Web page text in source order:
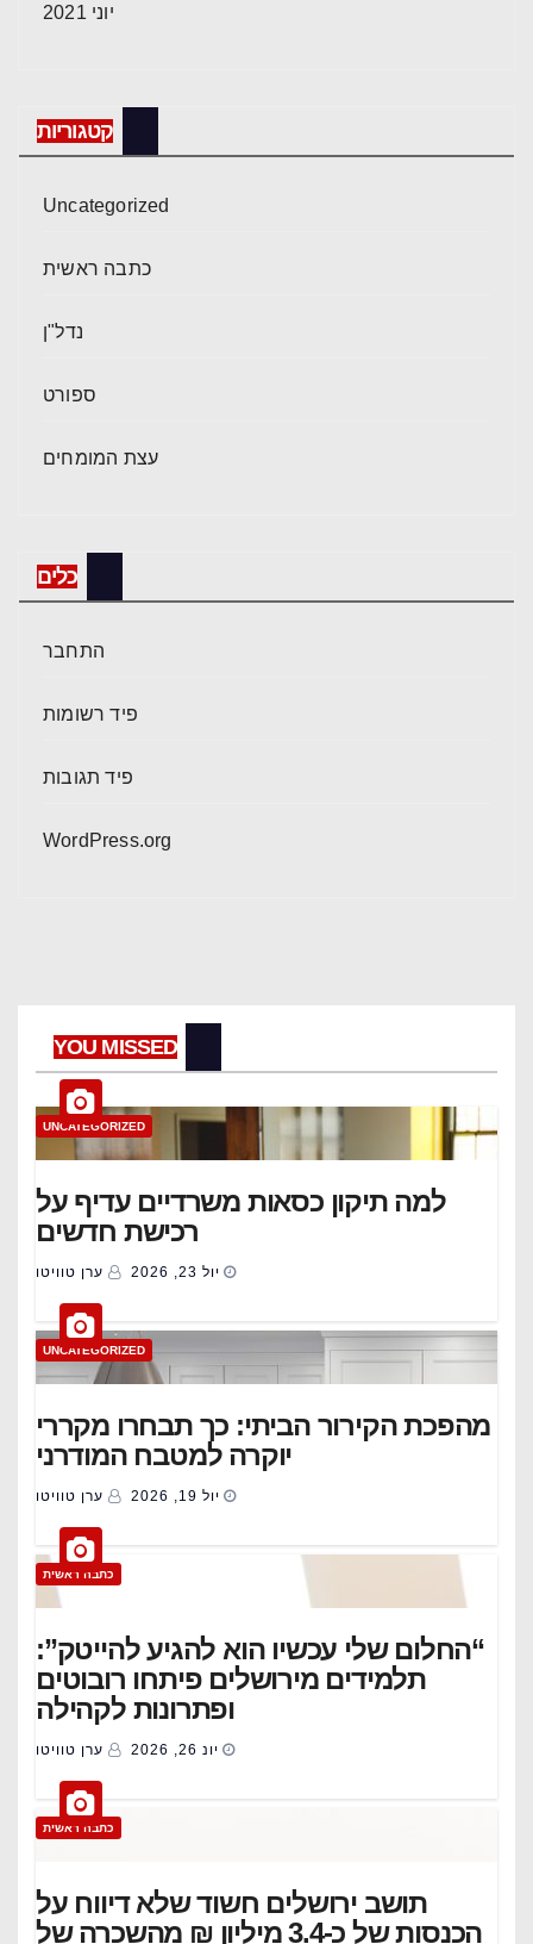
יוני 2021
קטגוריות
Uncategorized
כתבה ראשית
נדל"ן
ספורט
עצת המומחים
כלים
התחבר
פיד רשומות
פיד תגובות
WordPress.org
YOU MISSED
UNCATEGORIZED
למה תיקון כסאות משרדיים עדיף על
רכישת חדשים
יול 23, 2026 ערן טוויטו
UNCATEGORIZED
מהפכת הקירור הביתי: כך תבחרו מקררי
יוקרה למטבח המודרני
יול 19, 2026 ערן טוויטו
כתבה ראשית
“החלום שלי עכשיו הוא להגיע להייטק”:
תלמידים מירושלים פיתחו רובוטים
ופתרונות לקהילה
יונ 26, 2026 ערן טוויטו
כתבה ראשית
תושב ירושלים חשוד שלא דיווח על
הכנסות של כ-3.4 מיליון ₪ מהשכרה של